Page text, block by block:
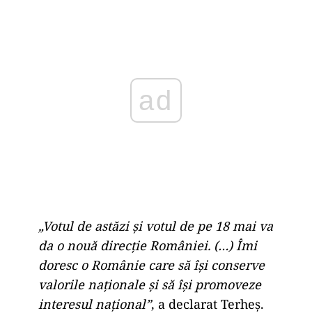
„Votul de astăzi și votul de pe 18 mai va
da o nouă direcție României. (…) Îmi
doresc o Românie care să își conserve
valorile naționale și să își promoveze
interesul național”, a declarat Terheș.